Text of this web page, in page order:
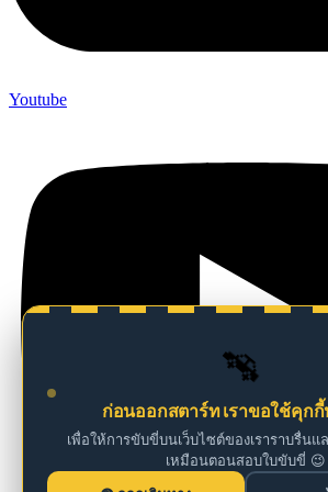
🚗
ก่อนออกสตาร์ท เราขอใช้คุก
เพื่อให้การขับขี่บนเว็บไซต์ของเราราบรื่น
เหมือนตอนสอบใบขับขี่ 😉
Youtube